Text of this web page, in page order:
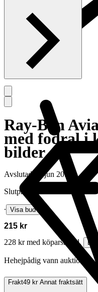
Ray-Ban
med fodral i
bilder
Avslutad
17 jun 20:24
Slutpris
∙ Visa bud
215 kr
228 kr med köparskydd.
Hehejpådig vann auktionen
Frakt49 kr Annat fraktsätt